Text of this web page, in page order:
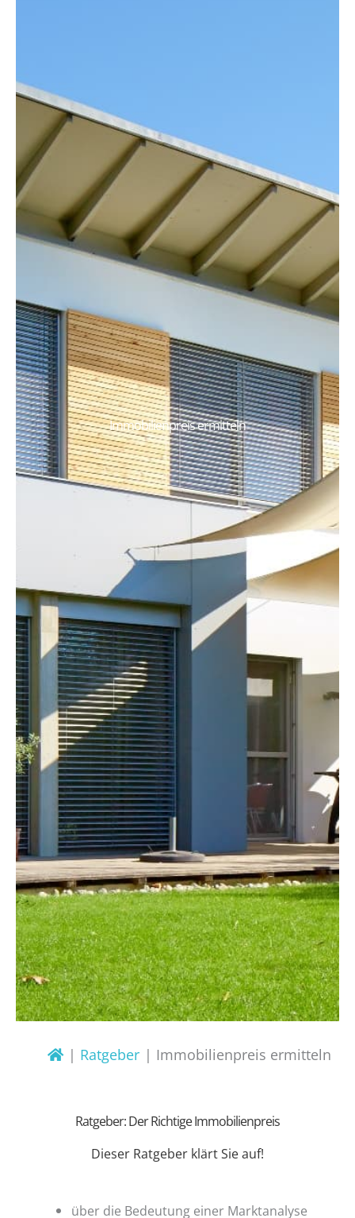
Immobilienpreis ermitteln
Ratgeber Immobilienpreis ermitteln
Ratgeber: Der Richtige Immobilienpreis
Dieser Ratgeber klärt Sie auf!
über die Bedeutung einer Marktanalyse